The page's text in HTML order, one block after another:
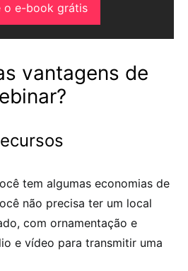
o e-book grátis
vantagens de
tem algumas economias de
não precisa ter um local
com ornamentação e
e vídeo para transmitir uma